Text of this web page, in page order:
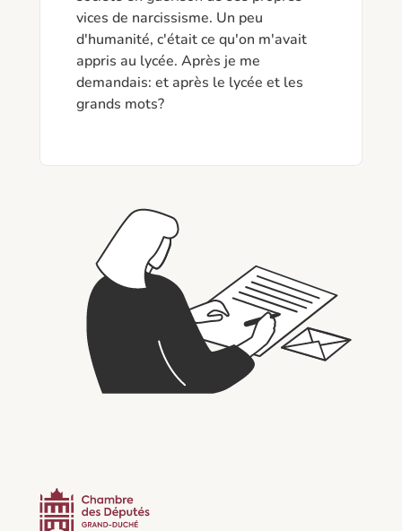
vices de narcissisme. Un peu
d'humanité, c'était ce qu'on m'avait
appris au lycée. Après je me
demandais: et après le lycée et les
grands mots?